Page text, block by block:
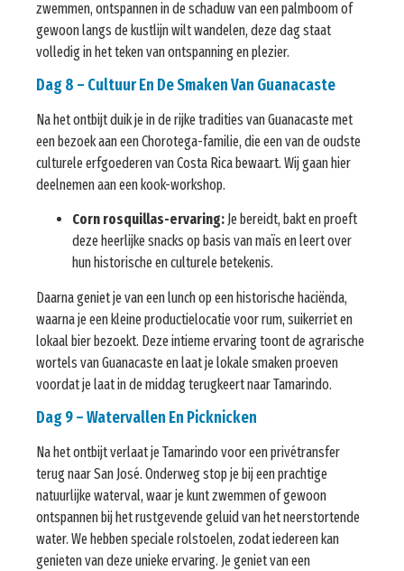
zwemmen, ontspannen in de schaduw van een palmboom of
gewoon langs de kustlijn wilt wandelen, deze dag staat
volledig in het teken van ontspanning en plezier.
Dag 8 – Cultuur En De Smaken Van Guanacaste
Na het ontbijt duik je in de rijke tradities van Guanacaste met
een bezoek aan een Chorotega-familie, die een van de oudste
culturele erfgoederen van Costa Rica bewaart. Wij gaan hier
deelnemen aan een kook-workshop.
Corn rosquillas-ervaring: Je bereidt, bakt en proeft
deze heerlijke snacks op basis van maïs en leert over
hun historische en culturele betekenis.
Daarna geniet je van een lunch op een historische haciënda,
waarna je een kleine productielocatie voor rum, suikerriet en
lokaal bier bezoekt. Deze intieme ervaring toont de agrarische
wortels van Guanacaste en laat je lokale smaken proeven
voordat je laat in de middag terugkeert naar Tamarindo.
Dag 9 – Watervallen En Picknicken
Na het ontbijt verlaat je Tamarindo voor een privétransfer
terug naar San José. Onderweg stop je bij een prachtige
natuurlijke waterval, waar je kunt zwemmen of gewoon
ontspannen bij het rustgevende geluid van het neerstortende
water. We hebben speciale rolstoelen, zodat iedereen kan
genieten van deze unieke ervaring. Je geniet van een